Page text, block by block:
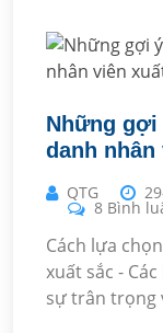
Những gợi
danh
QTG
8 Bình
Cách lựa
xuất sắc -
sự trân trọng